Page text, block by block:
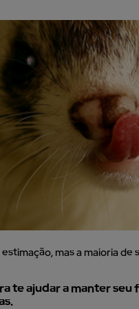
mas a maioria
te ajudar a manter